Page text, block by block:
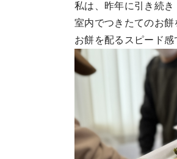
私は、昨年に引き続き
室内でつきたてのお
お餅を配るスピード